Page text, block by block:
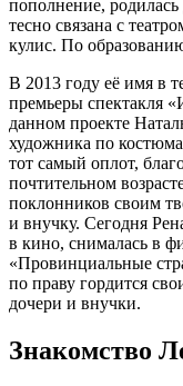
пополнение,
тесно связана с
кулис. По
В 2013 году её имя в
премьеры спектакля
данном проекте
художника по
тот самый оплот,
почтительном
поклонников своим
и внучку. Сегодня
в кино, снималась в
«Провинциальные
по праву гордится
дочери и внучки.
Знакомство